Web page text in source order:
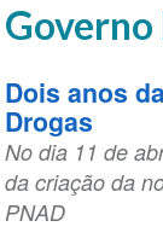
Governo
Dois anos
Drogas
No dia 11 de
da criação da
PNAD